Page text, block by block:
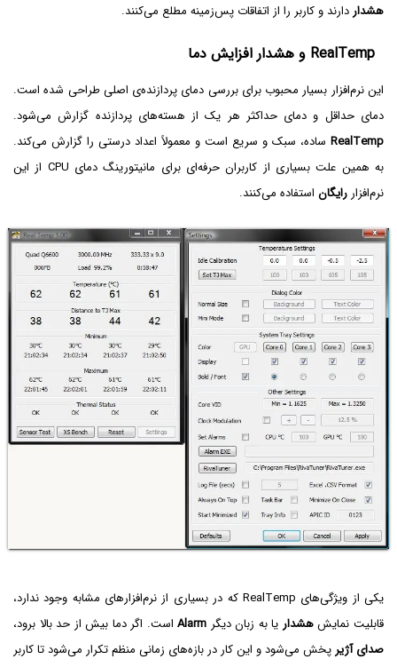
هشدار دارند و کاربر را از اتفاقات پس‌زمینه مطلع می‌کنند.
RealTemp و هشدار افزایش دما
این نرم‌افزار بسیار محبوب برای بررسی دمای پردازنده‌ی اصلی طراحی شده است.
دمای حداقل و دمای حداکثر هر یک از هسته‌های پردازنده گزارش می‌شود.
RealTemp ساده، سبک و سریع است و معمولاً اعداد درستی را گزارش می‌کند.
به همین علت بسیاری از کاربران حرفه‌ای برای مانیتورینگ دمای CPU از این
نرم‌افزار رایگان استفاده می‌کنند.
یکی از ویژگی‌های RealTemp که در بسیاری از نرم‌افزارهای مشابه وجود ندارد،
قابلیت نمایشهشداریا به زبان دیگر Alarmاست. اگر دما بیش از حد بالا برود،
صدای آژیرپخش می‌شود و این کار در بازه‌های زمانی منظم تکرار می‌شود تا کاربر